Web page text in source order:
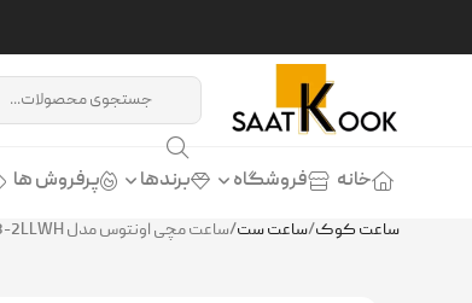
خانه فروشگاه برندها پرفروش ها
ساعت کوک/ساعت ست/ساعت مچی اونتوس مدل Aventus 1348-2LLWH